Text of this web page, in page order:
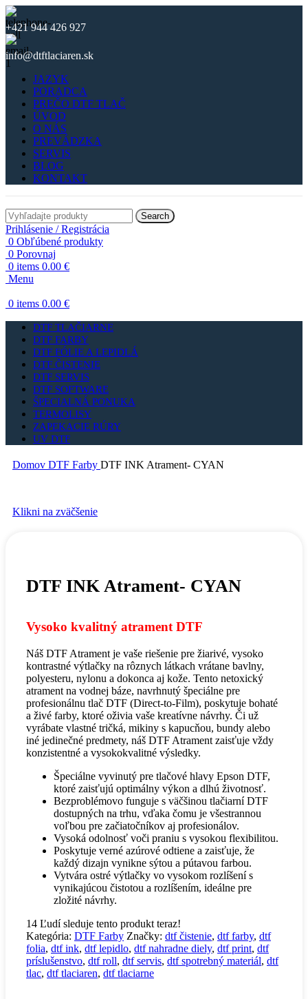
+421 944 426 927
info@dtftlaciaren.sk
JAZYK
PORADCA
PREČO DTF TLAČ
ÚVOD
O NÁS
PREVÁDZKA
SERVIS
BLOG
KONTAKT
Search
Prihlásenie / Registrácia
0 Obľúbené produkty
0 Porovnaj
0 items 0.00 €
Menu
0 items 0.00 €
DTF TLAČIARNE
DTF FARBY
DTF FÓLIE A LEPIDLÁ
DTF ČISTENIE
DTF SERVIS
DTF SOFTWARE
ŠPECIALNÁ PONUKA
TERMOLISY
ZAPEKACIE RÚRY
UV DTF
Domov DTF Farby DTF INK Atrament- CYAN
Klikni na zväčšenie
DTF INK Atrament- CYAN
Vysoko kvalitný atrament DTF
Náš DTF Atrament je vaše riešenie pre žiarivé, vysoko
kontrastné výtlačky na rôznych látkach vrátane bavlny,
polyesteru, nylonu a dokonca aj kože. Tento netoxický
atrament na vodnej báze, navrhnutý špeciálne pre
profesionálnu tlač DTF (Direct-to-Film), poskytuje bohaté
a živé farby, ktoré oživia vaše kreatívne návrhy. Či už
vyrábate vlastné tričká, mikiny s kapucňou, bundy alebo
iné jedinečné predmety, náš DTF Atrament zaisťuje vždy
konzistentné a vysokokvalitné výsledky.
Špeciálne vyvinutý pre tlačové hlavy Epson DTF,
ktoré zaisťujú optimálny výkon a dlhú životnosť.
Bezproblémovo funguje s väčšinou tlačiarní DTF
dostupných na trhu, vďaka čomu je všestrannou
voľbou pre začiatočníkov aj profesionálov.
Vysoká odolnosť voči praniu s vysokou flexibilitou.
Poskytuje verné azúrové odtiene a zaisťuje, že
každý dizajn vynikne sýtou a pútavou farbou.
Vytvára ostré výtlačky vo vysokom rozlíšení s
vynikajúcou čistotou a rozlíšením, ideálne pre
zložité návrhy.
14 Ľudí sleduje tento produkt teraz!
Kategória: DTF Farby Značky: dtf čistenie, dtf farby, dtf
folia, dtf ink, dtf lepidlo, dtf nahradne diely, dtf print, dtf
príslušenstvo, dtf roll, dtf servis, dtf spotrebný materiál, dtf
tlac, dtf tlaciaren, dtf tlaciarne